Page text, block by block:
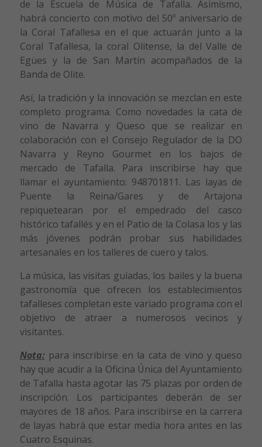
de la Escuela de Música de Tafalla. Asimismo,
habrá concierto con motivo del 50º aniversario de
la Coral Tafallesa en el que actuarán junto a la
Coral Tafallesa, la coral Olitense, la del Valle de
Egües y la de San Martín acompañados de la
Banda de Olite.
Así, la tradición y la innovación se mezclan en este
completo programa. Como novedades la cata de
vino de Navarra y Queso que se realizar en
colaboración con el Consejo Regulador de la DO
Navarra y Reyno Gourmet en los bajos de
mercado de Tafalla. Para inscribirse hay que
llamar el ayuntamiento: 948701811. Las layas de
Puente la Reina/Gares y de Artajona
repiquetearan por el empedrado del casco
histórico tafallés y en el Patio de la Colasa los y las
más jóvenes podrán probar sus habilidades
artesanales en los talleres de cuero y talos.
La música, las visitas guiadas, los bailes y la buena
gastronomía que ofrecen los establecimientos
tafalleses completan este variado programa con el
objetivo de atraer a numerosos vecinos y
visitantes.
Nota: para inscribirse en la cata de vino y queso
hay que acudir a la Oficina Única del Ayuntamiento
de Tafalla hasta agotar las 75 plazas por orden de
inscripción. Los participantes deberán de ser
mayores de 18 años. Para inscribirse en la carrera
de layas habrá que estar media hora antes en las
Cuatro Esquinas.